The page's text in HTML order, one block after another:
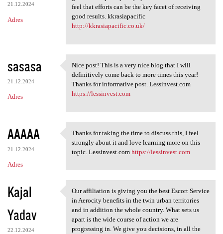
21.12.2024
Adres
feel that efforts can be the key facet of receiving
good results. kkrasiapacific
http://kkrasiapacific.co.uk/
sasasa
21.12.2024
Adres
Nice post! This is a very
Nice post! This is a very nice blog that I will
definitively come back to more times this year!
Thanks for informative post. Lessinvest.com
https://lessinvest.com
AAAAA
21.12.2024
Adres
Thanks for taking the time to
Thanks for taking the time to discuss this, I feel
strongly about it and love learning more on this
topic. Lessinvest.com https://lessinvest.com
Kajal
Yadav
22.12.2024
Our affiliation is giving you
Our affiliation is giving you the best Escort Service
in Aerocity benefits in the twin urban territories
and in addition the whole country. What sets us
apart is the wide course of action we are
progressing in. We give you decisions, in all the